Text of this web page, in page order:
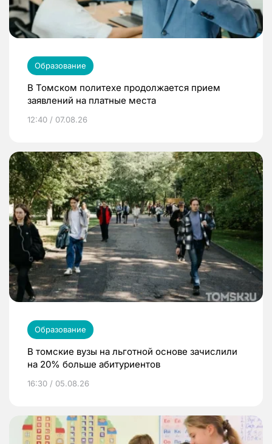
Образование
В Томском политехе продолжается прием
заявлений на платные места
12:40 / 07.08.26
Образование
В томские вузы на льготной основе зачислили
на 20% больше абитуриентов
16:30 / 05.08.26